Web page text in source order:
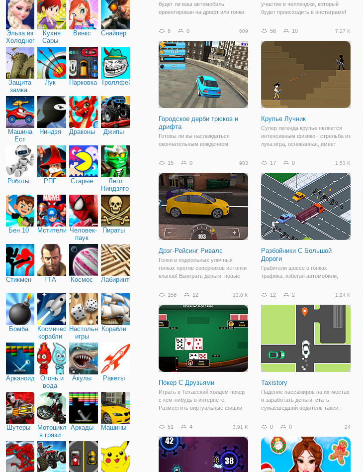
Эльза из
Холодного
сердца
Кухня
Сары
Винкс Снайпер
Защита
замка
Лук Парковка Троллфейс
Машина
Ест
Машину
Ниндзя Драконы Джипы
Роботы РПГ Старые
Лего
Ниндзяго
Бен 10 Мстители Человек-
паук
Пираты
Стикмен ГТА Космос Лабиринты
Бомба
Космические
корабли
Настольные
игры
Корабли
Арканоид
Огонь и
вода
Акулы Ракеты
Шутеры
Мотоциклы
в грязи
Аркады Машины
будет ли ваш автомобиль
ориентирован на дрифт или гонки.
больше денег на лучшие
убедитесь, что у вас есть хотя бы
один автомобиль в
участие в челлендже, который
будет происходить в инстаграме!
Помогите ей купить идеальный
домой, чтобы примерить его и
дополнить
8 0 609
Городское дерби трюков и
дрифта
Готовы ли вы наслаждаться
окончательным вождением
собирайте монеты, чтобы
разблокировать новые
транспортные средства! Эта
реалистичная игра-симулятор
дает вам
56 10 7.27 K
Крупье Лучник
Супер легенда крупье является
интенсивным физико - стрельба из
лука игра, основанная, имеет
уникальными способностями.
стрелять из лука по врагам. Как
играть: -
15 0 983
Дрэг-Рейсинг Ривалс
Гонки в подпольных уличных
гонках против соперников из гонки
кланов! Выиграть деньги, новые
обновить их по максимуму!
17 0 1.53 K
Разбойники С Большой
Дороги
Грабители шоссе о гонках
трафика, избегая автомобили,
автомобили и, самое главное,
получить новые автомобили и
полные коллекции! Поездка на
158 12 13.8 K
Покер С Друзьями
Играть в Техасский холдем покер
с кем-нибудь в интернете.
Разместить виртуальные фишки
других игроков и дилера.
более случайные игры в покер.
Хотите играть
12 2 1.24 K
Taxistory
Падение пассажиров на их местах
и заработать деньги, стать
сумасшедший водитель такси.
51 4 3.91 K 0 0 24